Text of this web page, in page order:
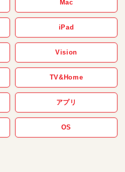
Mac
iPad
Vision
TV&Home
アプリ
OS